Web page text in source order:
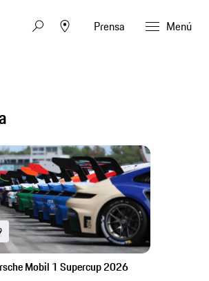
Prensa Menú
Mobil 1 Supercup 2026